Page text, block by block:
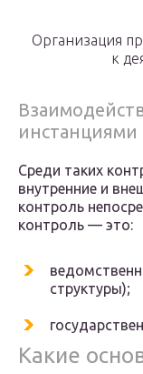
Организация
к
инстанциями
Среди таких
внутренние и
контроль
контроль — это:
структуры);
Какие